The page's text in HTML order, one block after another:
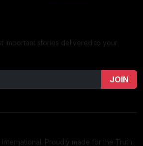
important stories delivered to your
JOIN
Proudly made for the Truth.